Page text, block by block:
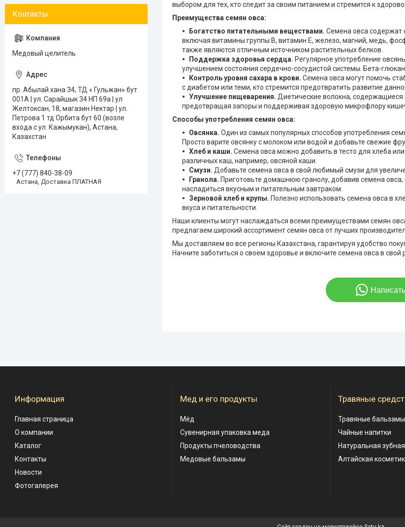
выбором для тех, кто следит за своим питанием и стремится к
Преимущества семян овса:
Богатство питательными веществами. Семена овса содержат
включая витамины группы B, витамин Е, железо, магний, медь,
также являются отличным источником растительных белков.
Поддержка здоровья сердца. Регулярное употребление
улучшением состояния сердечно-сосудистой системы. Бета-
Контроль уровня сахара в крови. Семена овса могут помочь
с диабетом или теми, кто стремится предотвратить развитие
Улучшение пищеварения. Диетические волокна,
предотвращая запоры и поддерживая здоровую микрофлору
Способы употребления семян овса:
Овсянка. Один из самых популярных способов употребления
Просто варите овсянку с молоком или водой и добавьте свежие
Хлеб и каши. Семена овса можно добавить в тесто для хлеба
различных каш, например, овсяной каши.
Смузи. Добавьте семена овса в свой любимый смузи для
Гранола. Приготовьте домашнюю гранолу, добавив семена
насладиться вкусным и питательным завтраком.
Зерновой хлеб и крупы. Полезно использовать семена овса в
вкуса и питательности.
Наши клиенты могут наслаждаться всеми преимуществами семян
предлагаем широкий ассортимент семян овса от лучших
Мы доставляем во все регионы Казахстана, гарантируя удобство
Начните заботиться о своем здоровье и включите семена овса в свой
Медовый целитель
пр. Абылай хана 34, ТД « Гульжан» бут
001А | ул. Сарайшык 34 НП 69а | ул
Желтоксан, 18, магазин Нектар | ул.
Петрова 1 тд Орбита бут 60 (возле
входа с ул. Кажымукан), Астана,
Казахстан
+7 (777) 840-38-09
Астана, Доставка ПЛАТНАЯ
Информация
Главная страница
О компании
Каталог
Контакты
Новости
Фотогалерея
Мед и его продукты
Мёд
Сувенирная упаковка меда
Продукты пчеловодства
Медовые бальзамы
Травяные
Травяные
Чайные напитки
Натуральная
Алтайская